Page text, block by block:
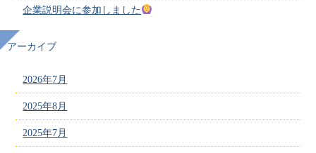
企業説明会に参加しました
アーカイブ
2026年7月
2025年8月
2025年7月